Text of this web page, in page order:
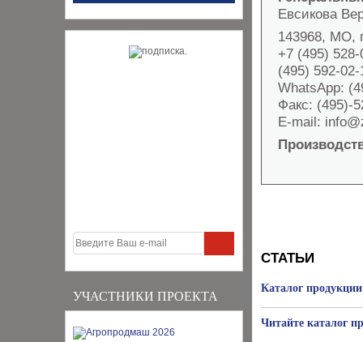
УЧАСТНИКИ ПРОЕКТА
Евсикова
143968, МО,
+7 (495)
(495) 592-02-
WhatsApp:
Факс: (495)-
E-mail:
СТАТЬИ
Каталог
Читайте каталог